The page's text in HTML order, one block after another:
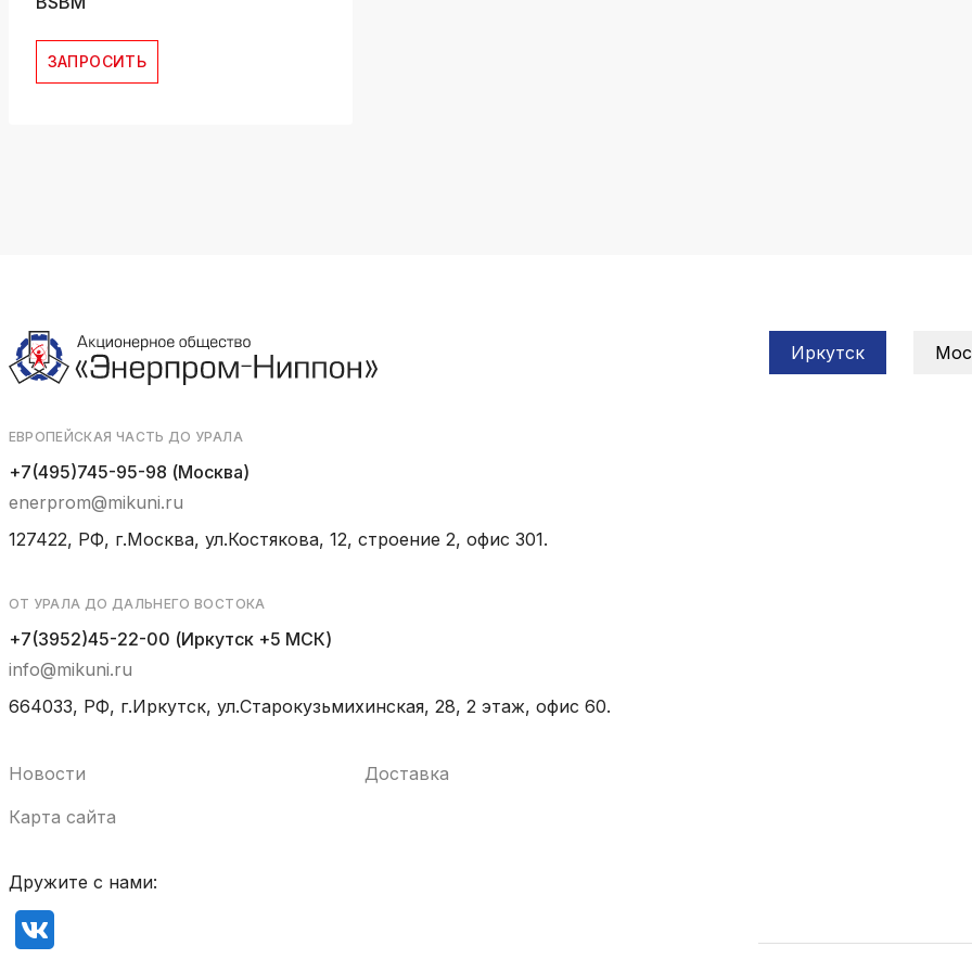
ЗАПРОСИТЬ
ЕВРОПЕЙСКАЯ ЧАСТЬ ДО УРАЛА
+7(495)745-95-98 (Москва)
enerprom@mikuni.ru
127422, РФ, г.Москва, ул.Костякова, 12, строение 2, офис 301.
ОТ УРАЛА ДО ДАЛЬНЕГО ВОСТОКА
+7(3952)45-22-00 (Иркутск +5 МСК)
info@mikuni.ru
664033, РФ, г.Иркутск, ул.Старокузьмихинская, 28, 2 этаж, офис 60.
Новости
Доставка
Карта сайта
Дружите с нами:
Иркутск